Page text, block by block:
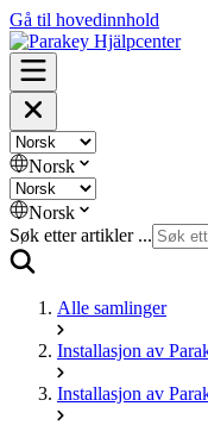
Gå til hovedinnhold
Norsk
Norsk
Søk etter artikler ...
Alle samlinger
Installasjon av
Installasjon av